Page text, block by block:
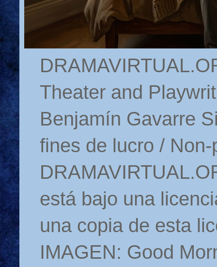
Theater and
Benjamín Gavarre
fines de lucro /
está bajo una
una copia de esta
IMAGEN: Good